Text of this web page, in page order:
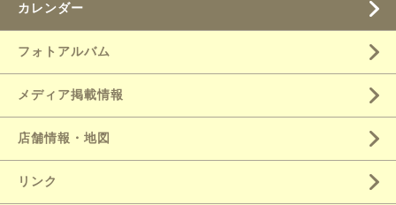
カレンダー
フォトアルバム
メディア掲載情報
店舗情報・地図
リンク